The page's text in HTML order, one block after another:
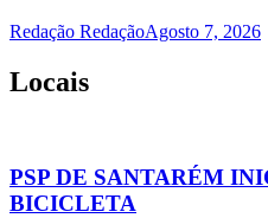
Redação RedaçãoAgosto 7, 2026
Locais
PSP DE SANTARÉM
BICICLETA